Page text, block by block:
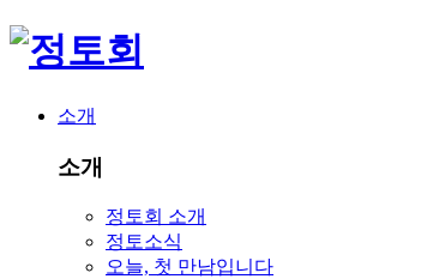
소개
소개
정토회 소개
정토소식
오늘, 첫 만남입니다